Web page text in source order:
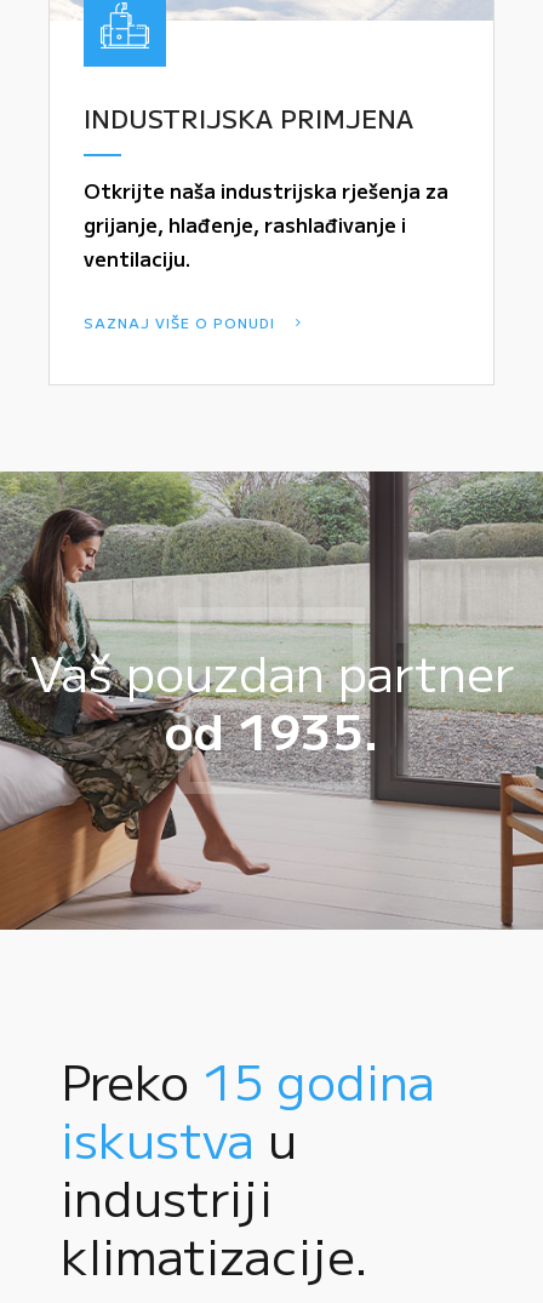
INDUSTRIJSKA PRIMJENA
Otkrijte naša industrijska rješenja za
grijanje, hlađenje, rashlađivanje i
ventilaciju.
SAZNAJ VIŠE O PONUDI
Vaš pouzdan partner
od 1935.
Preko 15 godina
iskustva u
industriji
klimatizacije.